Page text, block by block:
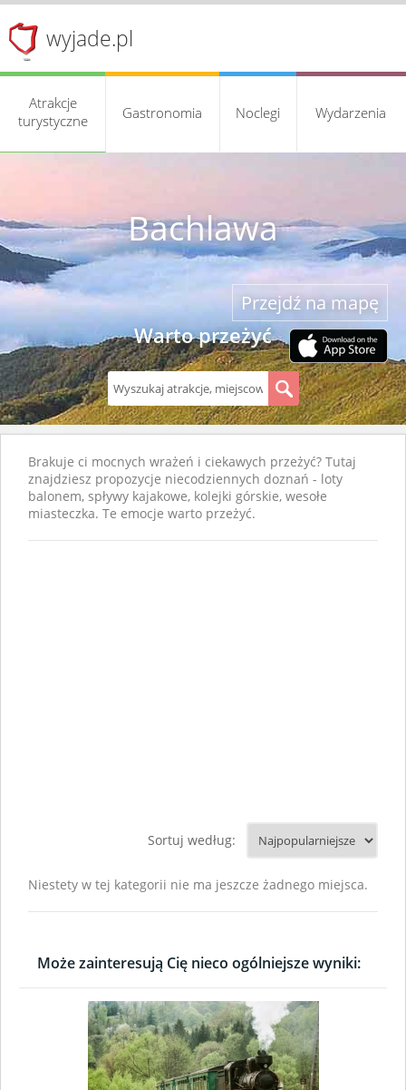
wyjade.pl
Atrakcje
turystyczne
Gastronomia Noclegi Wydarzenia
Bachlawa
Warto przeżyć
Przejdź na mapę
Brakuje ci mocnych wrażeń i ciekawych przeżyć? Tutaj
znajdziesz propozycje niecodziennych doznań - loty
balonem, spływy kajakowe, kolejki górskie, wesołe
miasteczka. Te emocje warto przeżyć.
Sortuj według:
Niestety w tej kategorii nie ma jeszcze żadnego miejsca.
Może zainteresują Cię nieco ogólniejsze wyniki: